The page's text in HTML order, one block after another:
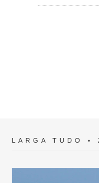
LARGA TUDO •